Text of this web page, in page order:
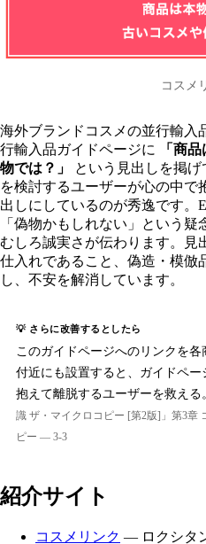
コスメ
海外ブランドコスメの並行輸入
行輸入品ガイドページに
「商
物では？」
という見出しを掲
を検討するユーザーが心の中で
出しにしているのが秀逸です。
「偽物かもしれない」という疑
むしろ誠実さが伝わります。見
仕入れであること、偽造・模倣
し、不安を解消しています。
💡 さらに改善するとしたら
このガイドページへのリンクを
付近にも設置すると、ガイドペ
抱えて離脱するユーザーを救える
識 ザ・マイクロコピー [第2版]」第3章
ピー — 3-3
紹介サイト
コスメリンク — ロクシタ